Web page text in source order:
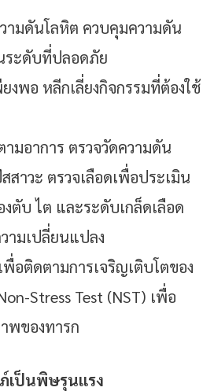
ามดันโลหิต ควบคุมความดัน
ระดับที่ปลอดภัย
งพอ หลีกเลี่ยงกิจกรรมที่ต้องใช้
มอาการ ตรวจวัดความดัน
สาวะ ตรวจเลือดเพื่อประเมิน
ตับ ไต และระดับเกล็ดเลือด
ามเปลี่ยนแปลง
พื่อติดตามการเจริญเติบโตของ
Stress Test (NST) เพื่อ
พของทารก
เป็นพิษรุนแรง